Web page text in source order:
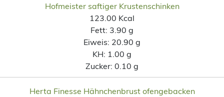
Hofmeister saftiger Krustenschinken
123.00 Kcal
Fett: 3.90 g
Eiweis: 20.90 g
KH: 1.00 g
Zucker: 0.10 g
Herta Finesse Hähnchenbrust ofengebacken